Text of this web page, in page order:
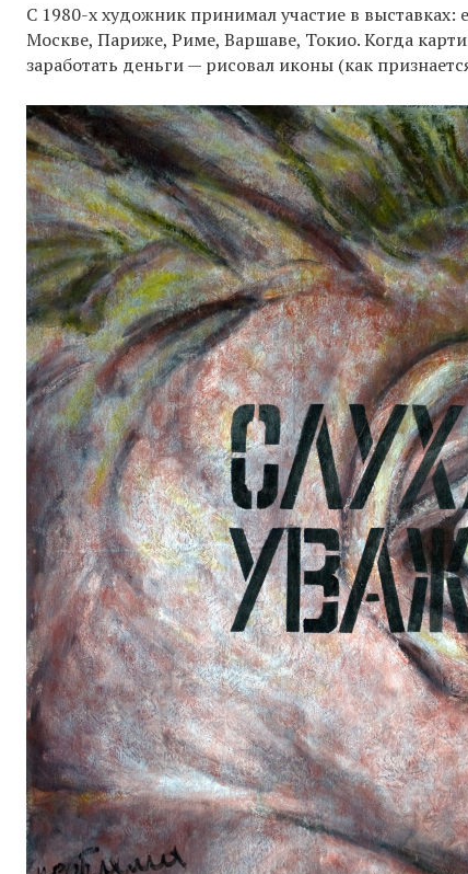
С 1980-х художник принимал участие в выставках:
Москве, Париже, Риме, Варшаве, Токио. Когда
заработать деньги — рисовал иконы (как